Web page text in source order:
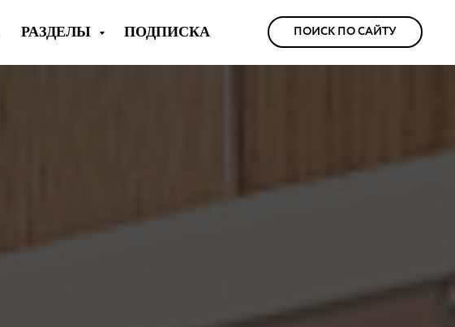
РАЗДЕЛЫ ПОДПИСКА ПОИСК ПО САЙТУ